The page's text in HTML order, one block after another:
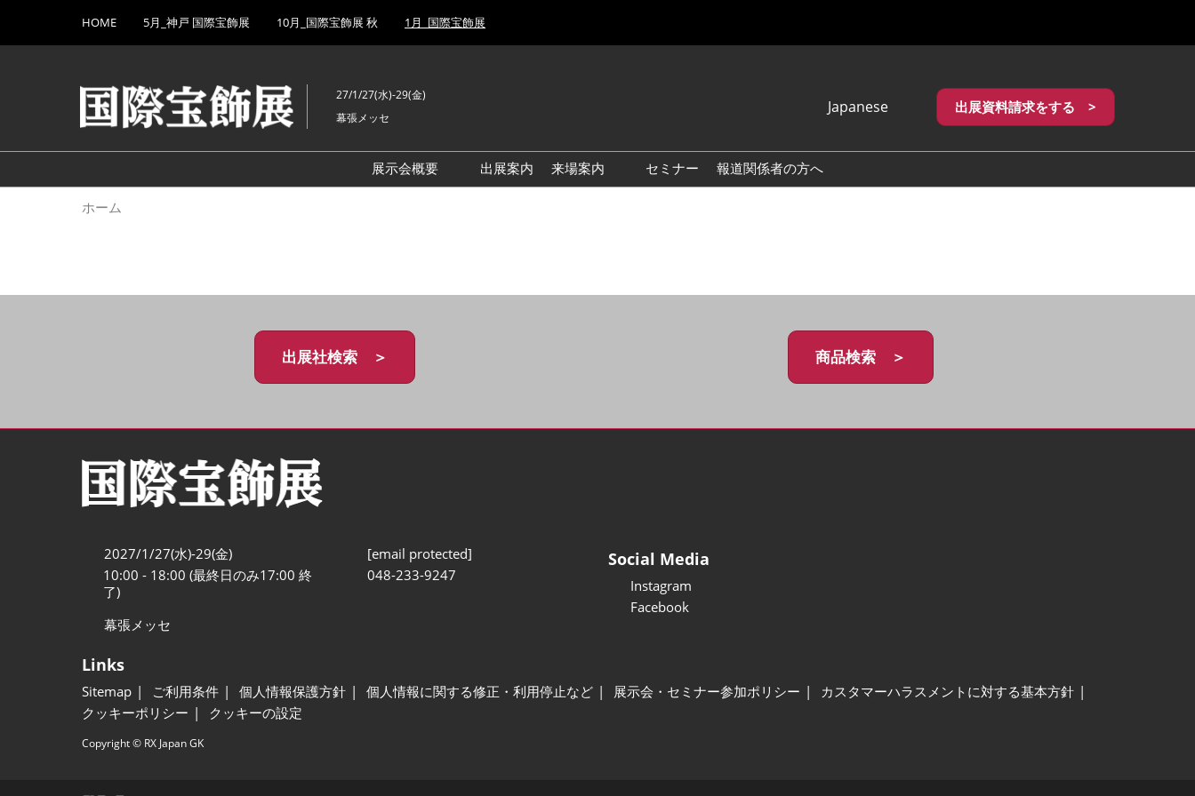
キ
し
て
to
HOME 5月_神戸 国際宝飾展 10月_国際宝飾展 秋 1月_国際宝飾展
27/1/27(水)-29(金)
幕張メッセ
Japanese
English
繁體中文
出展資料請求をする >
展示会概要
出展案内
来場案内
セミナー 報道関係者の方へ
ホーム
出展社検索 ＞ 商品検索 ＞
2027/1/27(水)-29(金)
10:00 - 18:00 (最終日のみ17:00 終
了)
幕張メッセ
[email protected]
048-233-9247
Social Media
Instagram
Facebook
Links
Sitemap ご利用条件 個人情報保護方針 個人情報に関する修正・利用停止など 展示会・セミナー参加ポリシー
カスタマーハラスメントに対する基本方針
クッキーポリシー
クッキーの設定
Copyright © RX Japan GK